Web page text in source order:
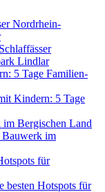
Lindlar
Kindern: 5 Tage
Bauwerk im
besten Hotspots für